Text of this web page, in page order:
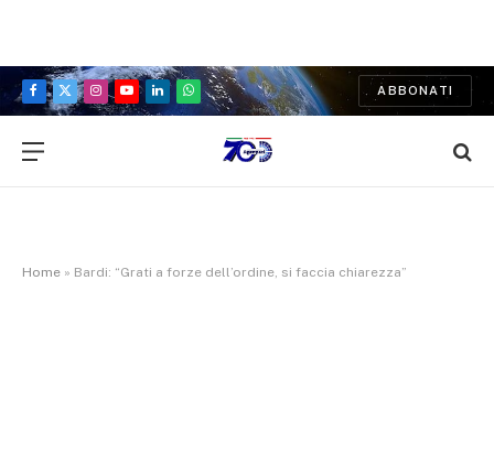
Facebook
X
Instagram
YouTubeLinkedInWhatsApp
ABBONATI
Home » Bardi: “Grati a forze dell’ordine, si faccia chiarezza”